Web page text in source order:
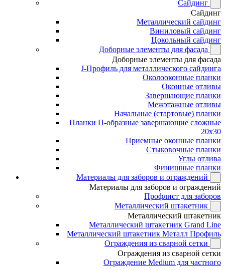
Сайдинг
Сайдинг
Металлический сайдинг
Виниловый сайдинг
Цокольный сайдинг
Доборные элементы для фасада
Доборные элементы для фасада
J-Профиль для металлического сайдинга
Околооконные планки
Оконные отливы
Завершающие планки
Межэтажные отливы
Начальные (стартовые) планки
Планки П-образные завершающие сложные
20x30
Приемные оконные планки
Стыковочные планки
Углы отлива
Финишные планки
Материалы для заборов и ограждений
Материалы для заборов и ограждений
Профлист для заборов
Металлический штакетник
Металлический штакетник
Металлический штакетник Grand Line
Металлический штакетник Металл Профиль
Ограждения из сварной сетки
Ограждения из сварной сетки
Ограждение Medium для частного